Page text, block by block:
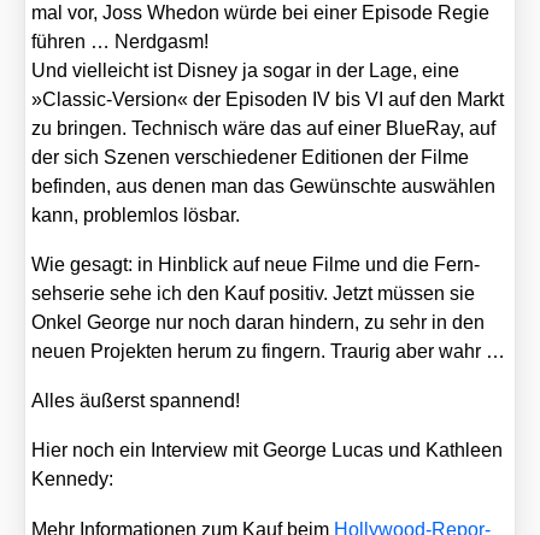
mal vor, Joss Whe­don wür­de bei einer Epi­so­de Regie
füh­ren … Nerd­gasm!
Und viel­leicht ist Dis­ney ja sogar in der Lage, eine
»Clas­sic-Ver­si­on« der Epi­so­den IV bis VI auf den Markt
zu brin­gen. Tech­nisch wäre das auf einer BlueR­ay, auf
der sich Sze­nen ver­schie­de­ner Edi­tio­nen der Fil­me
befin­den, aus denen man das Gewünsch­te aus­wäh­len
kann, pro­blem­los lös­bar.
Wie gesagt: in Hin­blick auf neue Fil­me und die Fern­
seh­se­rie sehe ich den Kauf posi­tiv. Jetzt müs­sen sie
Onkel Geor­ge nur noch dar­an hin­dern, zu sehr in den
neu­en Pro­jek­ten her­um zu fin­gern. Trau­rig aber wahr …
Alles äußerst span­nend!
Hier noch ein Inter­view mit Geor­ge Lucas und Kath­le­en
Ken­ne­dy:
Mehr Infor­ma­tio­nen zum Kauf beim Hol­ly­wood-Repor­